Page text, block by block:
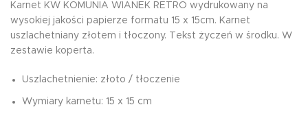
Karnet KW KOMUNIA WIANEK RETRO wydrukowany na
wysokiej jakości papierze formatu 15 x 15cm. Karnet
uszlachetniany złotem i tłoczony. Tekst życzeń w środku. W
zestawie koperta.
Uszlachetnienie: złoto / tłoczenie
Wymiary karnetu: 15 x 15 cm